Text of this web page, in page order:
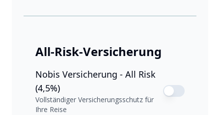
All-Risk-Versicherung
Nobis Versicherung - All Risk
(4,5%)
Vollständiger Versicherungsschutz für
Ihre Reise